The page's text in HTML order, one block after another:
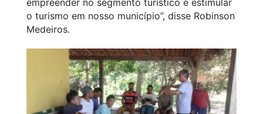
o turismo em nosso município”, disse Robinson
Medeiros.